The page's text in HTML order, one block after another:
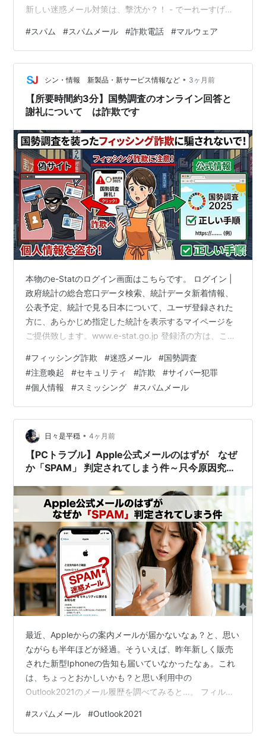
新しい迷惑メール対策は、撃沈か？！ - でーれーすげー
大幅に減ったようです。スパムメールフォルダに入るメ
ール数が、一日10件、というように、半分以下に減りま
した。 スパムメール対策が直接破棄するようになった、
のではなく、スパムメール自体が減ったと考えられま
す。また中身も、エロ系ばかりになり、アマゾンやらカ
ード会社やら証券会社やら宅…
#スパム #スパムメール #詐欺電話 #マルウェア
シン・情報 新製品・新サービス情報など • 3ヶ月前
【所要時間約3分】国勢調査のオンライン回答と
謝礼について は詐欺です
本物のe-Statのログイン画面はこちらです。 ログイン |
政府統計の総合窓口データ検索、統計データ新着情報、
公表予定、統計で見る日本について、ユーザ登録された
方に、あらかじめ指定した統計を表示するマイページを
ご提供致します。www.e-stat.go.jp 登録済の方は、この
規リンクからログインし、国勢調査のアンケートや謝礼
など届いていないことを確認してください。無事に確認
ができれば、以下の解説を読む必要はありません。 ■件
名： 【所要時間約3分】国勢調査のオンライン回答と謝
礼について ■送信元： 政府統計 <実在するドメインのメ
ールアドレ…
#フィッシング詐欺 #迷惑メール #国勢調査
#注意喚起 #セキュリティ #詐欺 #サイバー犯罪
#個人情報 #スミッシング #スパムメール
日々是平穏 • 4ヶ月前
【PCトラブル】Apple公式メールのはずが なぜ
か「SPAM」 判定されてしまう件～只今原因究明
最近、Appleからの案内メールが届かないなぁ？と、思い
ながらも半年ほどが経過。そういえば、昨年新しく販売
された新型Iphoneの告知も届いていなかったなぁ。これ
は、ちょっとおかしいかも？と思い利用中の
Outlook2021のメール履歴を調べてみると…。 フィルタ
公式アカウントからのメールがことごとく「SPAM」判定
されていて見えなくなっていました。Appleを偽る金銭目
#スパムメール #Outlook2021